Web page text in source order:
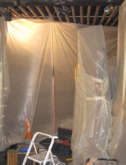
Aérogommage